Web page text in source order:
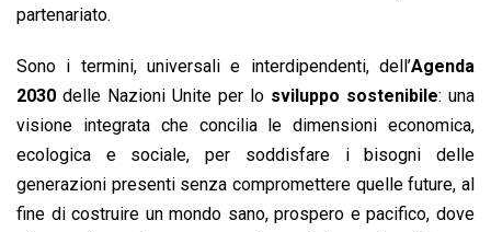
o
partenariato.
Sono i termini, universali e interdipendenti, dell’Agenda
2030 delle Nazioni Unite per lo sviluppo sostenibile: una
visione integrata che concilia le dimensioni economica,
ecologica e sociale, per soddisfare i bisogni delle
generazioni presenti senza compromettere quelle future, al
fine di costruire un mondo sano, prospero e pacifico, dove